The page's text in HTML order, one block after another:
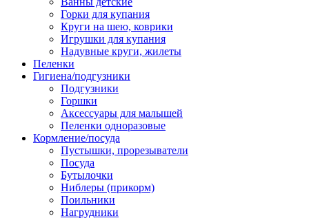
Горки для купания
Круги на шею, коврики
Игрушки для купания
Надувные круги, жилеты
Пеленки
Гигиена/подгузники
Подгузники
Горшки
Аксессуары для малышей
Пеленки одноразовые
Кормление/посуда
Пустышки, прорезыватели
Посуда
Бутылочки
Ниблеры (прикорм)
Поильники
Нагрудники